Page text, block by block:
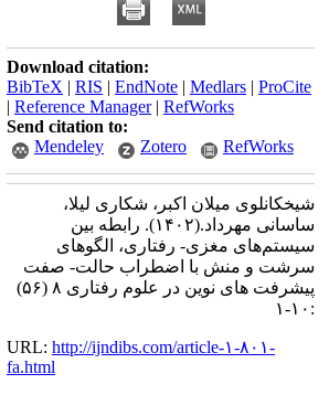
Download citation:
BibTeX | RIS | EndNote | Medlars | ProCite
| Reference Manager| RefWorks
Send citation to:
Mendeley
Zotero RefWorks
شیخکانلوی میلان اکبر، شکاری لیلا،
ساسانی مهرداد.(۱۴۰۲).
رابطه بین
سیستم‌های مغزی- رفتاری، الگوهای
سرشت و منش با اضطراب حالت- صفت
پیشرفت های نوین در علوم رفتاری ۸ (۵۶)
:۱۰-۱
URL: http://ijndibs.com/article-۱-۸۰۱-
fa.html